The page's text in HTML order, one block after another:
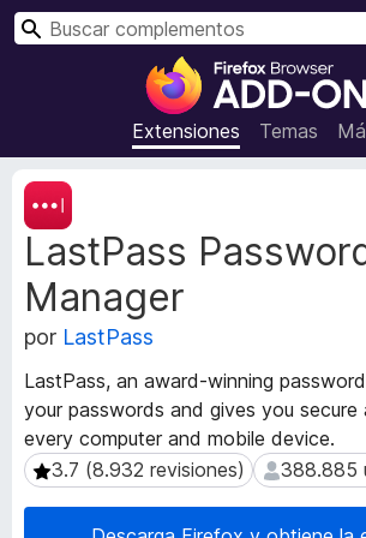
B
u
s
c
o
r
o
m
p
l
e
m
Extensiones Temas
B
LastPass
Manager
por LastPass
LastPass, an award-winning
your passwords and gives you secure
every computer and mobile device.
3.7 (8.932 revisiones)
3.7 (8.932 revisiones) 388.885
388.885
M
e
t
a
d
a
t
a
d
e
l
a